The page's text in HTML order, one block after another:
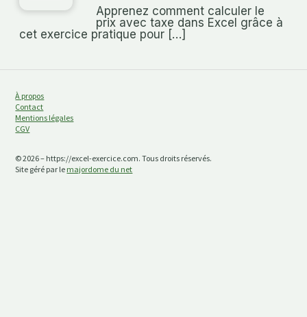
Apprenez comment calculer le
prix avec taxe dans Excel grâce à
cet exercice pratique pour […]
À propos
Contact
Mentions légales
CGV
© 2026 – https://excel-exercice.com. Tous droits réservés.
Site géré par le majordome du net